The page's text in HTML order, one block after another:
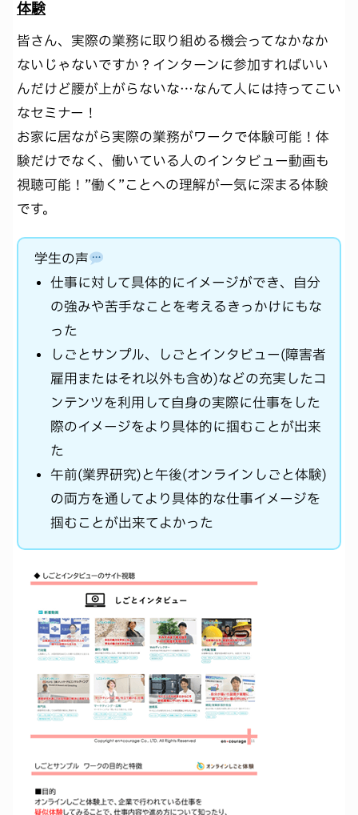
体験
皆さん、実際の業務に取り組める機会ってなかなか
ないじゃないですか？インターンに参加すればいい
んだけど腰が上がらないな…なんて人には持ってこい
なセミナー！
お家に居ながら実際の業務がワークで体験可能！体
験だけでなく、働いている人のインタビュー動画も
視聴可能！”働く”ことへの理解が一気に深まる体験
です。
学生の声
仕事に対して具体的にイメージができ、自分
の強みや苦手なことを考えるきっかけにもな
った
しごとサンプル、しごとインタビュー(障害者
雇用またはそれ以外も含め)などの充実したコ
ンテンツを利用して自身の実際に仕事をした
際のイメージをより具体的に掴むことが出来
た
午前(業界研究)と午後(オンラインしごと体験)
の両方を通してより具体的な仕事イメージを
掴むことが出来てよかった